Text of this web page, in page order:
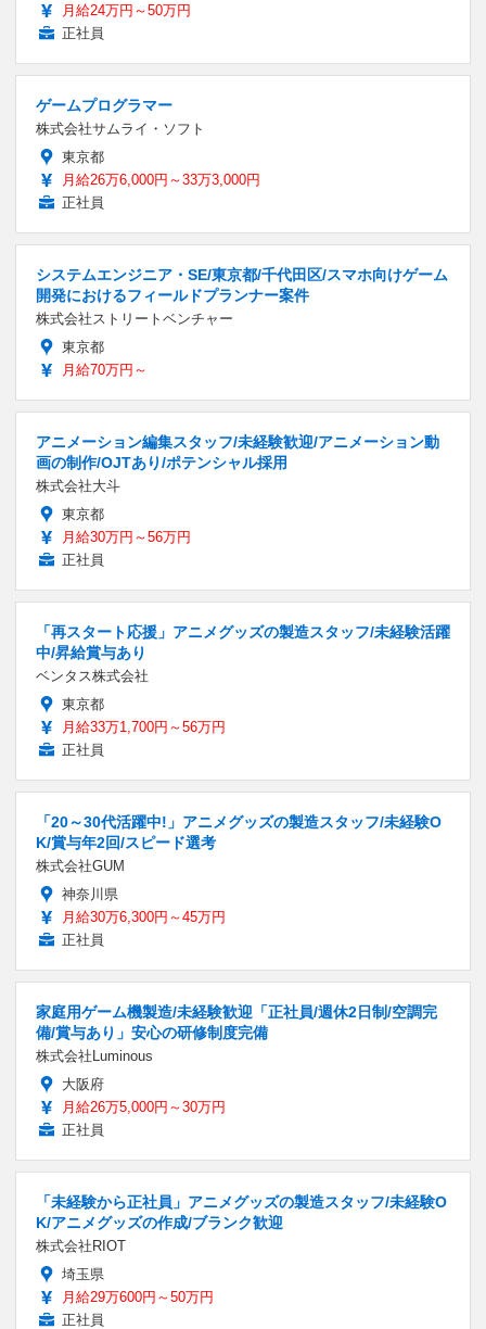
月給24万円～50万円
正社員
ゲームプログラマー
株式会社サムライ・ソフト
東京都
月給26万6,000円～33万3,000円
正社員
システムエンジニア・SE/東京都/千代田区/スマホ向けゲーム
開発におけるフィールドプランナー案件
株式会社ストリートベンチャー
東京都
月給70万円～
アニメーション編集スタッフ/未経験歓迎/アニメーション動
画の制作/OJTあり/ポテンシャル採用
株式会社大斗
東京都
月給30万円～56万円
正社員
「再スタート応援」アニメグッズの製造スタッフ/未経験活躍
中/昇給賞与あり
ベンタス株式会社
東京都
月給33万1,700円～56万円
正社員
「20～30代活躍中!」アニメグッズの製造スタッフ/未経験O
K/賞与年2回/スピード選考
株式会社GUM
神奈川県
月給30万6,300円～45万円
正社員
家庭用ゲーム機製造/未経験歓迎「正社員/週休2日制/空調完
備/賞与あり」安心の研修制度完備
株式会社Luminous
大阪府
月給26万5,000円～30万円
正社員
「未経験から正社員」アニメグッズの製造スタッフ/未経験O
K/アニメグッズの作成/ブランク歓迎
株式会社RIOT
埼玉県
月給29万600円～50万円
正社員